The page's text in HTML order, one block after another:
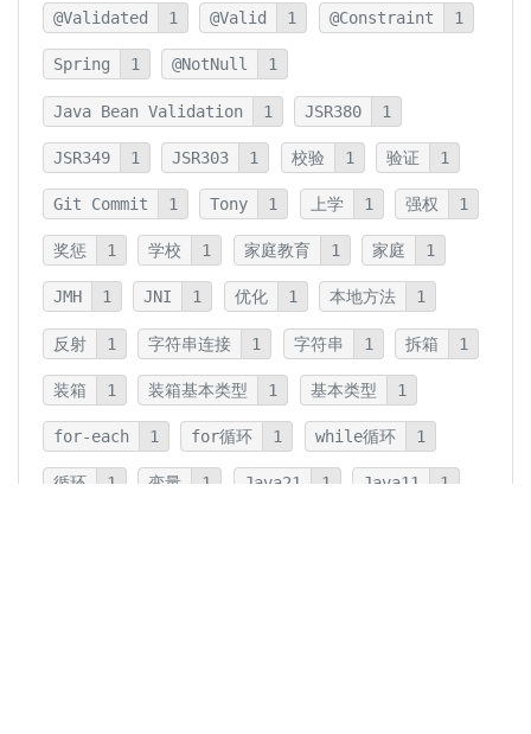
@Validated 1 @Valid 1 @Constraint 1
Spring 1 @NotNull 1
Java Bean Validation 1 JSR380 1
JSR349 1 JSR303 1 校验 1 验证 1
Git Commit 1 Tony 1 上学 1 强权 1
奖惩 1 学校 1 家庭教育 1 家庭 1
JMH 1 JNI 1 优化 1 本地方法 1
反射 1 字符串连接 1 字符串 1 拆箱 1
装箱 1 装箱基本类型 1 基本类型 1
for-each 1 for循环 1 while循环 1
循环 1 变量 1 Java21 1 Java11 1